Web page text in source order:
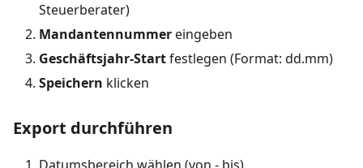
Steuerberater)
Mandantennummereingeben
Geschäftsjahr-Startfestlegen (Format: dd.mm)
Speichern klicken
Export durchführen